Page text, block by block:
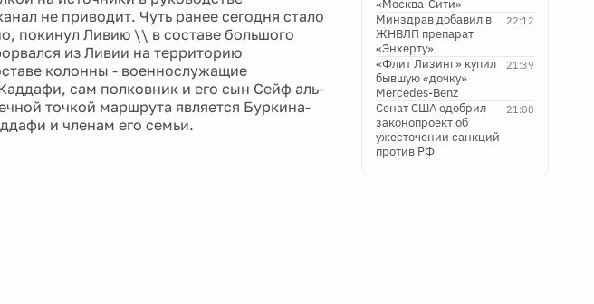
не приводит. Чуть ранее сегодня стало
покинул Ливию \\ в составе большого
из Ливии на территорию
колонны - военнослужащие
сам полковник и его сын Сейф аль-
точкой маршрута является Буркина-
и членам его семьи.
«Москва-Сити»
22:12
Минздрав добавил в
ЖНВЛП препарат
«Энхерту»
21:39
«Флит Лизинг» купил
бывшую «дочку»
Mercedes-Benz
21:08
Сенат США одобрил
законопроект об
ужесточении санкций
против РФ